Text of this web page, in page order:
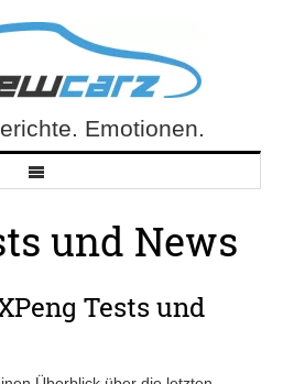
Emotionen.
und News
Tests und